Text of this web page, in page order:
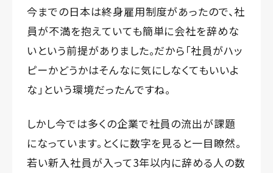
今までの日本は終身雇用制度があったので、社
員が不満を抱えていても簡単に会社を辞めな
いという前提がありました。だから「社員がハッ
ピーかどうかはそんなに気にしなくてもいいよ
な」という環境だったんですね。
しかし今では多くの企業で社員の流出が課題
になっています。とくに数字を見ると一目瞭然。
若い新入社員が入って3年以内に辞める人の数